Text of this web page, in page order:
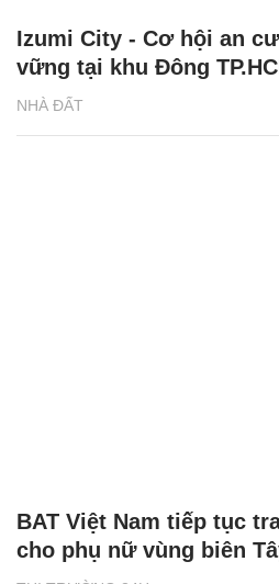
NHÀ ĐẤT
Izumi City - Cơ hội an
vững tại khu Đông
BAT Việt Nam tiếp tục
cho phụ nữ vùng biên